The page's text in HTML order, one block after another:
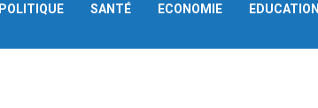
POLITIQUE SANTÉ ECONOMIE EDUCATION